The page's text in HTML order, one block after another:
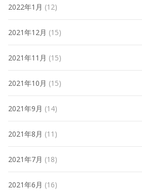
2022年1月 (12)
2021年12月 (15)
2021年11月 (15)
2021年10月 (15)
2021年9月 (14)
2021年8月 (11)
2021年7月 (18)
2021年6月 (16)